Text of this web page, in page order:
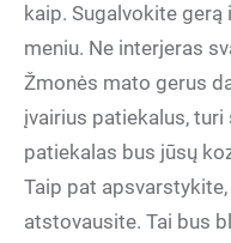
kaip. Sugalvokite
meniu. Ne interjeras
Žmonės mato gerus
įvairius patiekalus,
patiekalas bus jūsų
Taip pat
atstovausite. Tai bus